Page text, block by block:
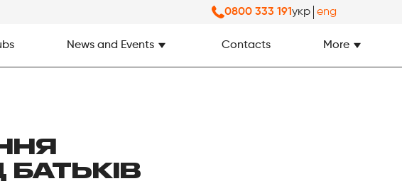
0800 333 191укр eng
News and Events Contacts More